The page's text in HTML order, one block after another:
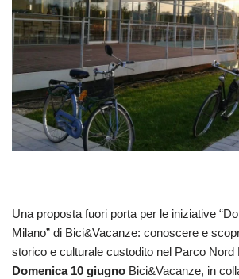
Una proposta fuori porta per le iniziative
Milano” di Bici&Vacanze: conoscere e
storico e culturale custodito nel Parco Nord
Domenica 10 giugno Bici&Vacanze, in